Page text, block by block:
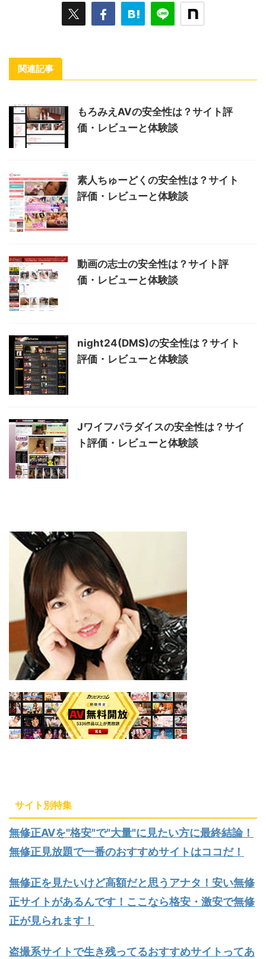
関連記事
もろみえAVの安全性は？サイト評
価・レビューと体験談
素人ちゅーどくの安全性は？サイト
評価・レビューと体験談
動画の志士の安全性は？サイト評
価・レビューと体験談
night24(DMS)の安全性は？サイト
評価・レビューと体験談
Jワイフパラダイスの安全性は？サイ
ト評価・レビューと体験談
サイト別特集
無修正AVを"格安"で"大量"に見たい方に最終結論！
無修正見放題で一番のおすすめサイトはココだ！
無修正を見たいけど高額だと思うアナタ！安い無修
正サイトがあるんです！ここなら格安・激安で無修
正が見られます！
盗撮系サイトで生き残ってるおすすめサイトってあ